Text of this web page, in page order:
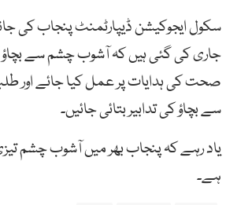
سکول ایجوکیشن ڈیپارٹمنٹ پنجاب کی
جاری کی گئی ہیں کہ آشوب چشم سے
صحت کی ہدایات پر عمل کیا جائے اور
سے بچاؤ کی تدابیر بتائی جائیں۔
یاد رہے کہ پنجاب بھر میں آشوب چشم
ہے۔